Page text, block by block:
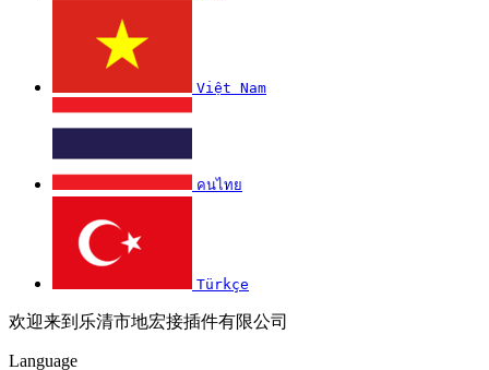
Việt Nam
คนไทย
Türkçe
欢迎来到乐清市地宏接插件有限公司
Language